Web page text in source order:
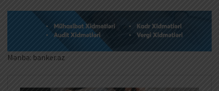
Mənbə: banker.az